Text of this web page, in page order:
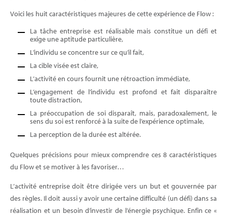
Voici les huit caractéristiques majeures de cette expérience de Flow :
La tâche entreprise est réalisable mais constitue un défi et
exige une aptitude particulière,
L’individu se concentre sur ce qu’il fait,
La cible visée est claire,
L’activité en cours fournit une rétroaction immédiate,
L’engagement de l’individu est profond et fait disparaître
toute distraction,
La préoccupation de soi disparaît, mais, paradoxalement, le
sens du soi est renforcé à la suite de l’expérience optimale,
La perception de la durée est altérée.
Quelques précisions pour mieux comprendre ces 8 caractéristiques
du Flow et se motiver à les favoriser…
L’activité entreprise doit être dirigée vers un but et gouvernée par
des règles. Il doit aussi y avoir une certaine difficulté (un défi) dans sa
réalisation et un besoin d’investir de l’énergie psychique. Enfin ce «